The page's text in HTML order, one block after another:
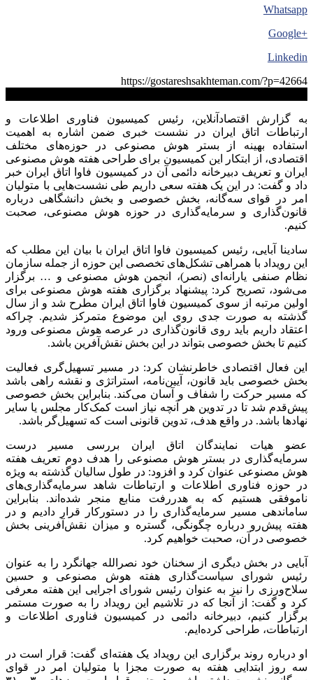
Whatsapp
+Google
Linkedin
https://gostareshsakhteman.com/?p=42664
به گزارش اقتصادآنلاین، رئیس کمیسیون فناوری اطلاعات و
ارتباطات اتاق ایران در نشست خبری ضمن اشاره به اهمیت
استفاده بهینه از بستر هوش مصنوعی در حوزه‌های مختلف
اقتصادی، از ابتکار این کمیسیون برای طراحی هفته هوش مصنوعی
ایران و تعریف دبیرخانه دائمی آن در کمیسیون فاوا اتاق ایران خبر
داد و گفت: در این یک هفته سعی داریم طی نشست‌هایی با متولیان
امر در قوای سه‌گانه، بخش خصوصی و بخش دانشگاهی درباره
قانون‌گذاری و سرمایه‌گذاری در حوزه هوش مصنوعی، صحبت
کنیم.
سادینا آبایی، رئیس کمیسیون فاوا اتاق ایران با بیان این مطلب که
این رویداد با همراهی تشکل‌های تخصصی این حوزه از جمله سازمان
نظام صنفی یارانه‌ای (نصر)، انجمن هوش مصنوعی و … برگزار
می‌شود، تصریح کرد: پیشنهاد برگزاری هفته هوش مصنوعی برای
اولین مرتبه از سوی کمیسیون فاوا اتاق ایران مطرح شد و از سال
گذشته به صورت جدی روی این موضوع متمرکز شدیم. چراکه
اعتقاد داریم باید روی قانون‌گذاری در عرصه هوش مصنوعی ورود
کنیم تا بخش خصوصی بتواند در این بخش نقش‌آفرین باشد.
این فعال اقتصادی خاطرنشان کرد: در مسیر تسهیل‌گری فعالیت
بخش خصوصی باید قانون، آیین‌نامه، استراتژی و نقشه راهی باشد
که مسیر حرکت را شفاف و آسان می‌کند. بنابراین بخش خصوصی
پیش‌قدم شد تا در تدوین هر آنچه نیاز است کمک‌کار مجلس یا سایر
نهادها باشد. در واقع هدف، تدوین قانونی است که تسهیل‌گر باشد.
عضو هیات نمایندگان اتاق ایران بررسی مسیر درست
سرمایه‌گذاری در بستر هوش مصنوعی را هدف دوم تعریف هفته
هوش مصنوعی عنوان کرد و افزود: در طول سالیان گذشته به ویژه
در حوزه فناوری اطلاعات و ارتباطات شاهد سرمایه‌گذاری‌های
ناموفقی هستیم که به هدررفت منابع منجر شده‌اند. بنابراین
ساماندهی مسیر سرمایه‌گذاری را در دستورکار قرار دادیم و در
هفته پیش‌رو درباره چگونگی، گستره و میزان نقش‌آفرینی بخش
خصوصی در آن، صحبت خواهیم کرد.
آبایی در بخش دیگری از سخنان خود نصرالله جهانگرد را به عنوان
رئیس شورای سیاست‌گذاری هفته هوش مصنوعی و حسین
سلاح‌ورزی را نیز به عنوان رئیس شورای اجرایی این هفته معرفی
کرد و گفت: از آنجا که در تلاشیم این رویداد را به صورت مستمر
برگزار کنیم، دبیرخانه دائمی در کمیسیون فناوری اطلاعات و
ارتباطات، طراحی کرده‌ایم.
او درباره روند برگزاری این رویداد یک هفته‌ای گفت: قرار است در
سه روز ابتدایی هفته به صورت مجزا با متولیان امر در قوای